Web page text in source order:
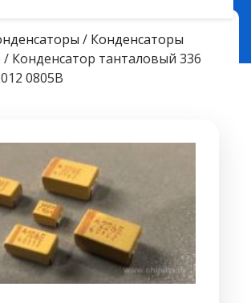
336 33UF 6.3V A2012 0805B
/ Конденсаторы
/ Конденсатор танталовый 336
0805B